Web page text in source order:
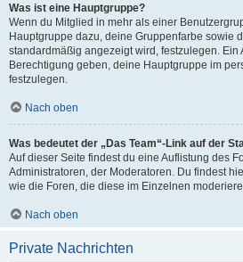
Was ist eine Hauptgruppe?
Wenn du Mitglied in mehr als einer
Hauptgruppe dazu, deine Gruppenfarbe sowie
standardmäßig angezeigt wird, festzulegen. Ein
Berechtigung geben, deine Hauptgruppe im
festzulegen.
Nach oben
Was bedeutet der „Das Team“-Link auf der
Auf dieser Seite findest du eine Auflistung des
Administratoren, der Moderatoren. Du findest
wie die Foren, die diese im Einzelnen
Nach oben
Private Nachrichten